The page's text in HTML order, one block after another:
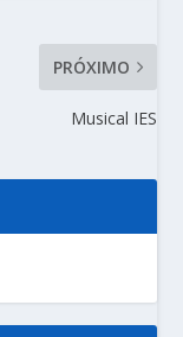
PRÓXIMO
Musical IES